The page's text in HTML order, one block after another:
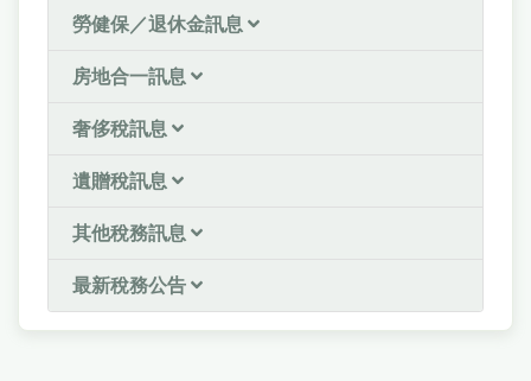
勞健保／退休金訊息
房地合一訊息
奢侈稅訊息
遺贈稅訊息
其他稅務訊息
最新稅務公告